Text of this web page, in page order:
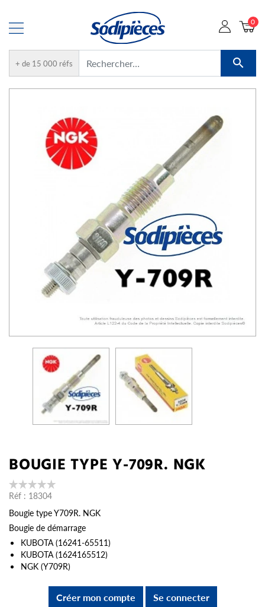
+ de 15 000 réfs 
0
BOUGIE TYPE Y-709R. NGK
Réf : 18304
Bougie type Y709R. NGK
Bougie de démarrage
KUBOTA (16241-65511)
KUBOTA (1624165512)
NGK (Y709R)
Créer mon compte
Se connecter